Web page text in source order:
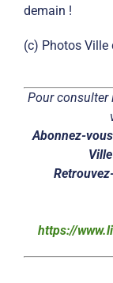
demain !
(c) Photos Ville
Pour consulter
Abonnez-
https://